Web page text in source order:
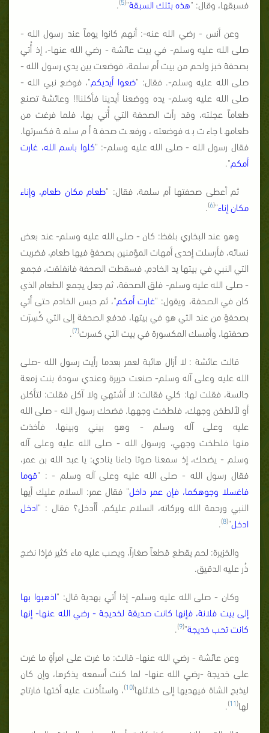
فسبقها، وقال: "هذه بتلك السبقة"
.
وعن أنس - رضي الله عنه-: أنهم كانوا يوماً عند رسول الله -
صلى الله عليه وسلم- في بيت عائشة - رضي الله عنها-، إذ أُتي
بصحفة خبز ولحم من بيت أم سلمة، فوضعت بين يدي رسول الله -
صلى الله عليه وسلم-. فقال: "ضعوا أيديكم"، فوضع نبي الله -
صلى الله عليه وسلم- يده ووضعنا أيدينا فأكلنا!! وعائشة تصنع
طعاماً عجلته، وقد رأت الصحفة التي أُتي بها، فلما فرغت من
طعامها جاءت به فوضعته، ورفعت صحفة أم سلمة فكسرتها.
فقال رسول الله - صلى الله عليه وسلم-: "كلوا باسم الله، غارت
أمكم".
ثم أعطى صحفتها أم سلمة، فقال: "طعام مكان طعام، وإناء
مكان إناء"
(
6
)
.
وهو عند البخاري بلفظ: كان - صلى الله عليه وسلم- عند بعض
نسائه، فأرسلت إحدى أمهات المؤمنين بصحفةٍ فيها طعام، فضربت
التي النبي في بيتها يد الخادم، فسقطت الصحفة فانفلقت، فجمع
- صلى الله عليه وسلم- فلق الصحفة، ثم جعل يجمع الطعام الذي
كان في الصحفة، ويقول: "غارت أمكم"، ثم حبس الخادم حتى أتي
بصحفةٍ من عند التي هو في بيتها، فدفع الصحفة إلى التي كُسِرَت
صحفتها، وأمسك المكسورة في بيت التي كسرت(
7
)
.
قالت عائشة : لا أزال هائبة لعمر بعدما رأيت رسول الله -صلى
الله عليه وعلى آله وسلم- صنعت حريرة وعندي سودة بنت زمعة
جالسة، فقلت لها: كلي فقالت: لا أشتهي ولا آكل فقلت: لتأكلن
أو لألطخن وجهك، فلطخت وجهها. فضحك رسول الله - صلى الله
عليه وعلى آله
وسلم - وهو بيني وبينها، فأخذت
منها فلطخت وجهي، ورسول الله - صلى الله عليه وعلى آله
وسلم - يضحك، إذ سمعنا صوتا جاءنا ينادي: يا عبد الله بن عمر،
فقال رسول الله - صلى الله عليه وعلى آله وسلم - : "قوما
فاغسلا وجوهكما، فإن عمر داخل" فقال عمر: السلام عليك أيها
النبي ورحمة الله وبركاته، السلام عليكم. أأدخل؟ فقال : "ادخل
ادخل"
(
8
)
.
والخزيرة: لحم يقطع قطعاً صغاراً، ويصب عليه ماء كثير فإذا نضج
ذُر عليه الدقيق.
وكان - صلى الله عليه وسلم- إذا أتي بهدية قال: "اذهبوا بها
إلى بيت فلانة، فإنها كانت صديقة لخديجة - رضي الله عنها- إنها
كانت تحب خديجة"
(
9
)
.
وعن عائشة - رضي الله عنها- قالت: ما غرت على امرأةٍ ما غرت
على خديجة -رضي الله عنها- لما كنت أسمعه يذكرها، وإن كان
ليذبح الشاة فيهديها إلى خلائلها(
10
)، واستأذنت عليه أختها فارتاح
لها(
11
)
.